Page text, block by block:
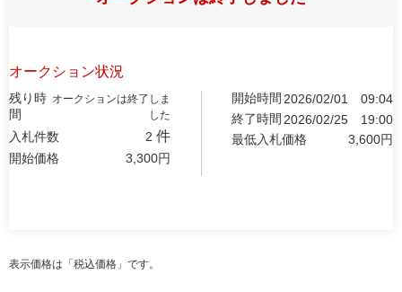
オークション状況
残り時
間
オークションは終了しま
した
入札件数 2 件
開始価格 3,300円
開始時間 2026/02/01
09:04
終了時間 2026/02/25
19:00
最低入札価格
3,600円
表示価格は「税込価格」です。